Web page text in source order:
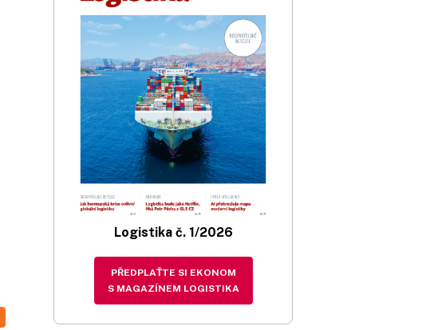
Logistika č. 1/2026
PŘEDPLAŤTE SI EKONOM
S MAGAZÍNEM LOGISTIKA